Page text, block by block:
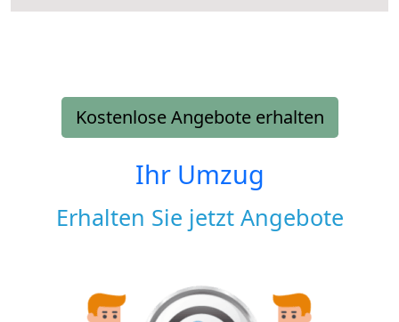
Kostenlose Angebote erhalten
Ihr Umzug
Erhalten Sie jetzt Angebote